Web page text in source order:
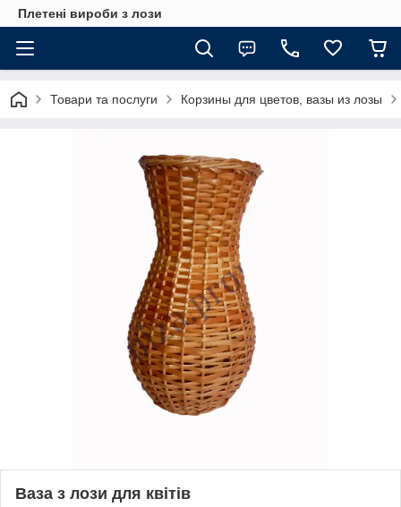
Плетені вироби з лози
Товари та послуги Корзины для цветов, вазы из лозы
Ваза з лози для квітів